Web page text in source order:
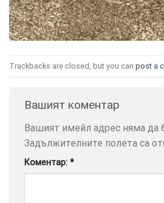
Trackbacks are closed, but you can post a
Вашият коментар
Вашият имейл адрес няма да
Задължителните полета са
Коментар: *
× ТОЗИ
САЙТ
ИЗПОЛЗВА
ПОВЕЧЕ
ДА
НАМЕРИТЕ
ТУК.
УСЛУГИ ОПЦИИ